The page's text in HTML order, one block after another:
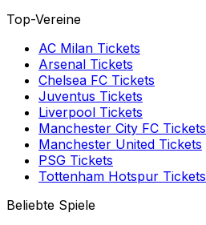
Top-Vereine
AC Milan Tickets
Arsenal Tickets
Chelsea FC Tickets
Juventus Tickets
Liverpool Tickets
Manchester City FC Tickets
Manchester United Tickets
PSG Tickets
Tottenham Hotspur Tickets
Beliebte Spiele